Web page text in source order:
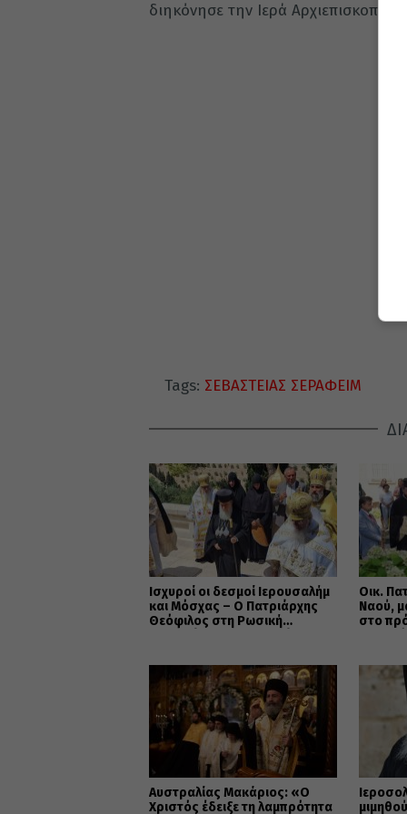
διηκόνησε την Ιερά Αρχιεπισκοπή
Tags: ΣΕΒΑΣΤΕΙΑΣ ΣΕΡΑΦΕΙΜ
Ισχυροί οι δεσμοί Ιερουσαλήμ
και Μόσχας – Ο Πατριάρχης
Θεόφιλος στη Ρωσική
Οικ.
Ναού,
στο
Αυστραλίας Μακάριος: «Ο
Χριστός έδειξε τη λαμπρότητα